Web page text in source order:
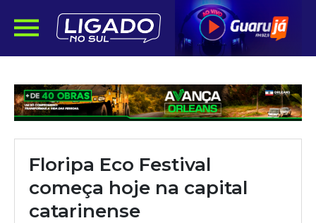
Floripa Eco Festival
começa hoje na capital
catarinense